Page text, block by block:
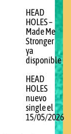
HEAD
HOLES –
Made Me
Stronger
ya
disponible
HEAD
HOLES
nuevo
single el
15/05/2026